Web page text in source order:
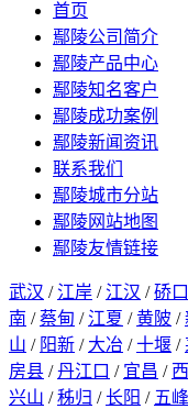
首页
鄢陵公司简介
鄢陵产品中心
鄢陵知名客户
鄢陵成功案例
鄢陵新闻资讯
联系我们
鄢陵城市分站
鄢陵网站地图
鄢陵友情链接
武汉 / 江岸 / 江汉 /硚口
南 /蔡甸 / 江夏 /黄陂 /
山 / 阳新 / 大冶 /十堰 /
房县 /丹江口 / 宜昌 /
兴山 /秭归 /长阳 / 五峰